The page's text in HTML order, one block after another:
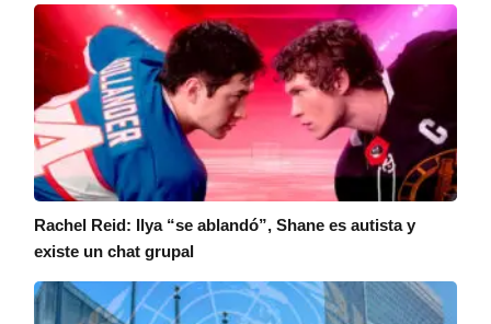
Rachel Reid: Ilya “se ablandó”, Shane es autista y
existe un chat grupal